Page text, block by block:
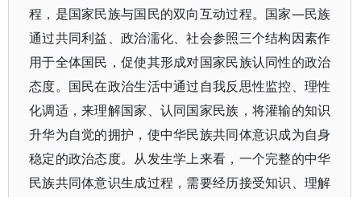
程，是国家民族与国民的双向互动过程。国家—民族
通过共同利益、政治濡化、社会参照三个结构因素作
用于全体国民，促使其形成对国家民族认同性的政治
态度。国民在政治生活中通过自我反思性监控、理性
化调适，来理解国家、认同国家民族，将灌输的知识
升华为自觉的拥护，使中华民族共同体意识成为自身
稳定的政治态度。从发生学上来看，一个完整的中华
民族共同体意识生成过程，需要经历接受知识、理解